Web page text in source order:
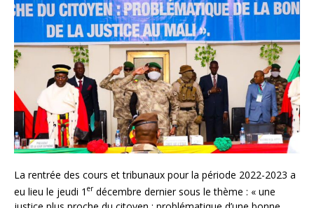
La rentrée des cours et tribunaux pour la période 2022-2023 a
eu lieu le jeudi 1 erdécembre dernier sous le thème : « une